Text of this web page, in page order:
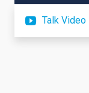
Talk Video